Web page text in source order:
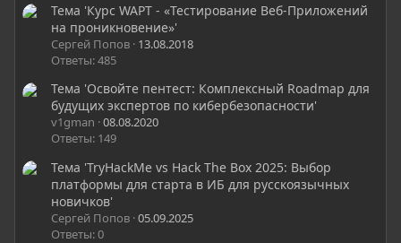
Тема 'Курс WAPT - «Тестирование Веб-Приложений
на проникновение»'
Сергей Попов 13.08.2018
Ответы: 485
Тема 'Освойте пентест: Комплексный Roadmap для
будущих экспертов по кибербезопасности'
v1gman 08.08.2020
Ответы: 149
Тема 'TryHackMe vs Hack The Box 2025: Выбор
платформы для старта в ИБ для русскоязычных
новичков'
Сергей Попов 05.09.2025
Ответы: 0